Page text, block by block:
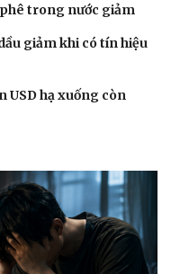
trong nước giảm
giảm khi có tín hiệu
USD hạ xuống còn